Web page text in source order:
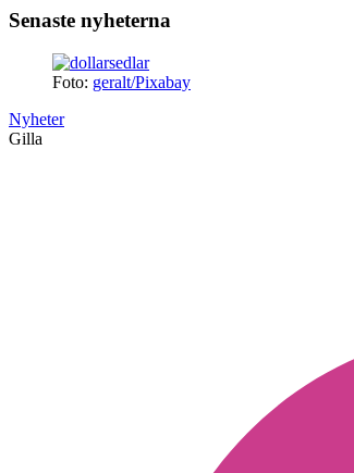
Senaste nyheterna
Foto: geralt/Pixabay
Nyheter
Gilla